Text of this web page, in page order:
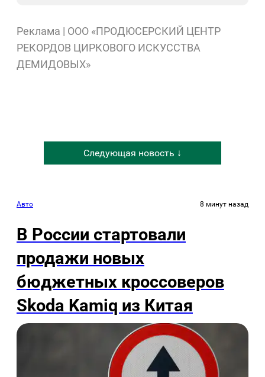
Реклама | ООО «ПРОДЮСЕРСКИЙ ЦЕНТР
РЕКОРДОВ ЦИРКОВОГО ИСКУССТВА
ДЕМИДОВЫХ»
Следующая новость ↓
Авто 8 минут назад
В России стартовали
продажи новых
бюджетных кроссоверов
Skoda Kamiq из Китая